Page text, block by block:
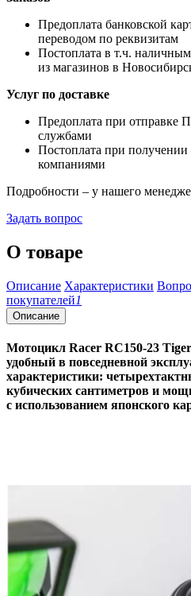
Предоплата банковской
переводом по реквизитам
Постоплата в т.ч.
из магазинов в
Услуг по доставке
Предоплата при отправке
службами
Постоплата при
компаниями
Подробности – у нашего
Задать вопрос
О товаре
Описание Характеристики
покупателей1
Описание
Мотоцикл Racer RC150-23 Tiger
удобный в повседневной
характеристики:
кубических сантиметров и
с использованием японского